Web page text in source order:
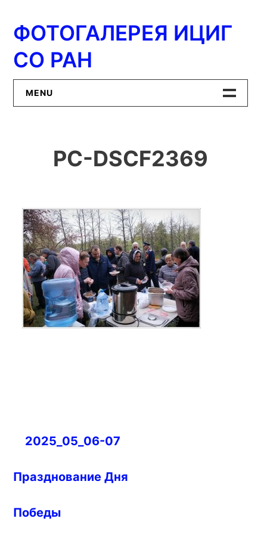
содержимому
ФОТОГАЛЕРЕЯ ИЦИГ
СО РАН
MENU
ИЦиГ СО РАН
PC-DSCF2369
Навигация
записям
2025_05_06-07
Празднование Дня
Победы